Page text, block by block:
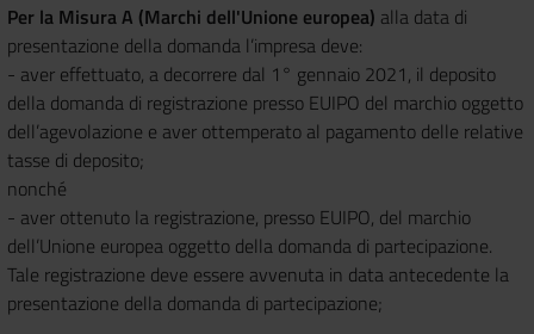
Per la Misura A (Marchi dell'Unione europea) alla data di
presentazione della domanda l’impresa deve:
- aver effettuato, a decorrere dal 1° gennaio 2021, il deposito
della domanda di registrazione presso EUIPO del marchio oggetto
dell’agevolazione e aver ottemperato al pagamento delle relative
tasse di deposito;
nonché
- aver ottenuto la registrazione, presso EUIPO, del marchio
dell’Unione europea oggetto della domanda di partecipazione.
Tale registrazione deve essere avvenuta in data antecedente la
presentazione della domanda di partecipazione;